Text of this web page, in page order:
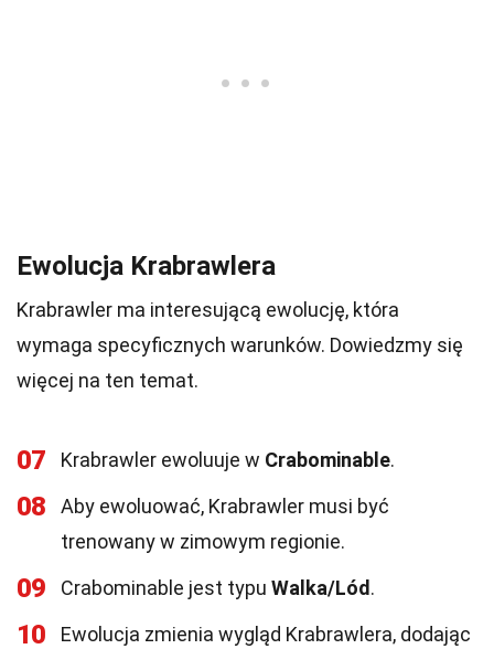
Ewolucja Krabrawlera
Krabrawler ma interesującą ewolucję, która
wymaga specyficznych warunków. Dowiedzmy się
więcej na ten temat.
07 Krabrawler ewoluuje w Crabominable.
08
Aby ewoluować, Krabrawler musi być
trenowany w zimowym regionie.
09 Crabominable jest typu Walka/Lód .
10 Ewolucja zmienia wygląd Krabrawlera, dodając